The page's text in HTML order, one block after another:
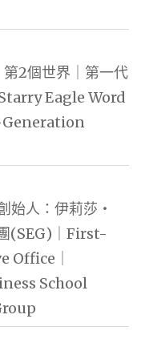
第2個世界｜第一代
Eagle Word
始人：伊莉莎・
(SEG)｜First-
｜
School